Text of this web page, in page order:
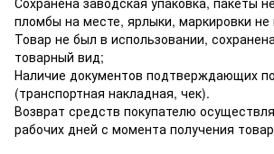
пломбы на месте, ярлыки, маркировки
Товар не был в использовании,
товарный вид;
Наличие документов подтверждающих
(транспортная накладная, чек).
Возврат средств покупателю
рабочих дней с момента получения